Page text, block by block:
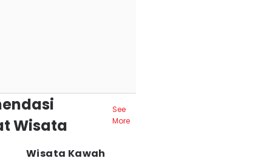
Wisata
See
More
Wisata Kawah